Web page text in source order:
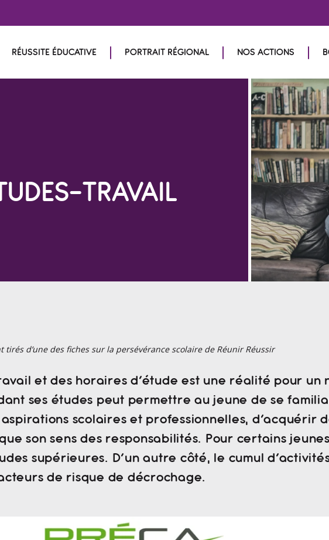
RÉUSSITE ÉDUCATIVE PORTRAIT RÉGIONAL NOS ACTIONS
TRAVAIL
d’une des fiches sur la persévérance scolaire de Réunir Réussir
et des horaires d’étude est une réalité pour un
ses études peut permettre au jeune de se
scolaires et professionnelles, d’acquérir
son sens des responsabilités. Pour certains
supérieures. D’un autre côté, le cumul
de risque de décrochage.